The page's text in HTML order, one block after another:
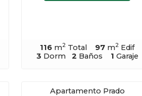
116 m2 Total 97 m2 Edif
3 Dorm 2 Baños 1 Garaje
Apartamento Prado